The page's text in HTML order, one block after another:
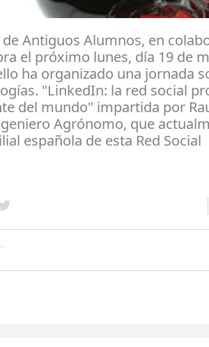
de Antiguos Alumnos, en
el próximo lunes, día 19 de
ha organizado una jornada
"LinkedIn: la red social
del mundo" impartida por
Agrónomo, que
española de esta Red Social